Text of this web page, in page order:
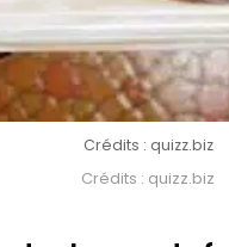
Crédits : quizz.biz
Crédits : quizz.biz